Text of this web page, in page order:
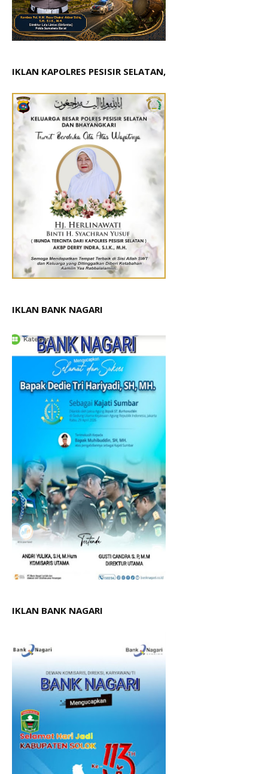
IKLAN KAPOLRES PESISIR SELATAN,
IKLAN BANK NAGARI
IKLAN BANK NAGARI